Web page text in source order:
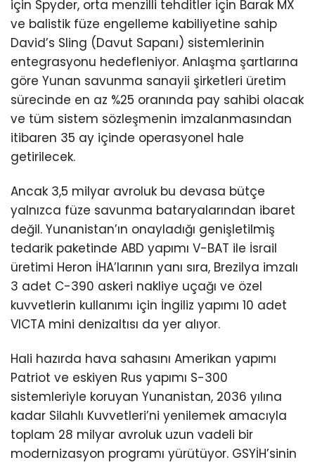
için Spyder, orta menzilli tehditler için Barak MX
ve balistik füze engelleme kabiliyetine sahip
David’s Sling (Davut Sapanı) sistemlerinin
entegrasyonu hedefleniyor. Anlaşma şartlarına
göre Yunan savunma sanayii şirketleri üretim
sürecinde en az %25 oranında pay sahibi olacak
ve tüm sistem sözleşmenin imzalanmasından
itibaren 35 ay içinde operasyonel hale
getirilecek.
Ancak 3,5 milyar avroluk bu devasa bütçe
yalnızca füze savunma bataryalarından ibaret
değil. Yunanistan’ın onayladığı genişletilmiş
tedarik paketinde ABD yapımı V-BAT ile İsrail
üretimi Heron İHA’larının yanı sıra, Brezilya imzalı
3 adet C-390 askeri nakliye uçağı ve özel
kuvvetlerin kullanımı için İngiliz yapımı 10 adet
VICTA mini denizaltısı da yer alıyor.
Hali hazırda hava sahasını Amerikan yapımı
Patriot ve eskiyen Rus yapımı S-300
sistemleriyle koruyan Yunanistan, 2036 yılına
kadar Silahlı Kuvvetleri’ni yenilemek amacıyla
toplam 28 milyar avroluk uzun vadeli bir
modernizasyon programı yürütüyor. GSYİH’sinin